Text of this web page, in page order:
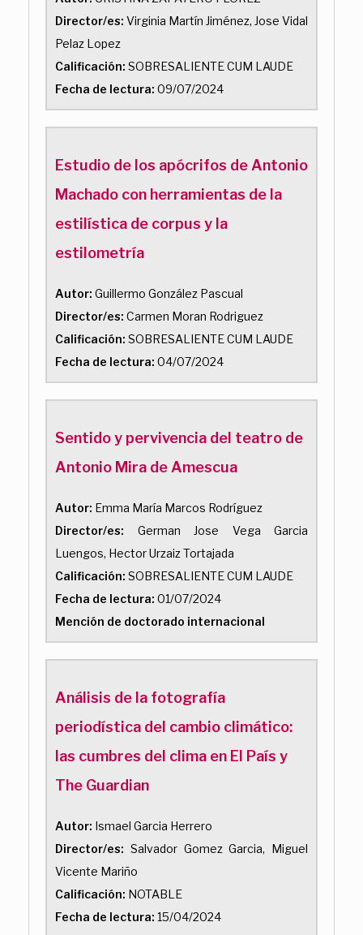
Director/es: Virginia Martín Jiménez, Jose Vidal
Pelaz Lopez
Calificación: SOBRESALIENTE CUM LAUDE
Fecha de lectura: 09/07/2024
Estudio de los apócrifos de Antonio
Machado con herramientas de la
estilística de corpus y la
estilometría
Autor: Guillermo González Pascual
Director/es: Carmen Moran Rodriguez
Calificación: SOBRESALIENTE CUM LAUDE
Fecha de lectura: 04/07/2024
Sentido y pervivencia del teatro de
Antonio Mira de Amescua
Autor: Emma María Marcos Rodríguez
Director/es: German Jose Vega Garcia
Luengos, Hector Urzaiz Tortajada
Calificación: SOBRESALIENTE CUM LAUDE
Fecha de lectura: 01/07/2024
Mención de doctorado internacional
Análisis de la fotografía
periodística del cambio climático:
las cumbres del clima en El País y
The Guardian
Autor: Ismael Garcia Herrero
Director/es: Salvador Gomez Garcia, Miguel
Vicente Mariño
Calificación: NOTABLE
Fecha de lectura: 15/04/2024